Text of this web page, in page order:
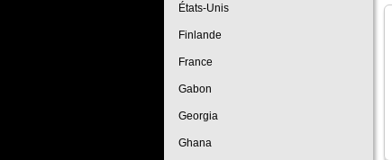
États-Unis
Finlande
France
Gabon
Georgia
Ghana